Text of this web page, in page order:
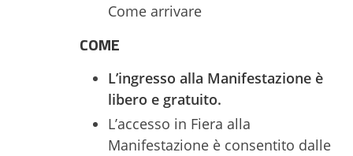
Come arrivare
COME
L’ingresso alla Manifestazione è
libero e gratuito.
L’accesso in Fiera alla
Manifestazione è consentito dalle